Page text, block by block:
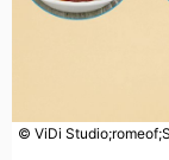
© ViDi